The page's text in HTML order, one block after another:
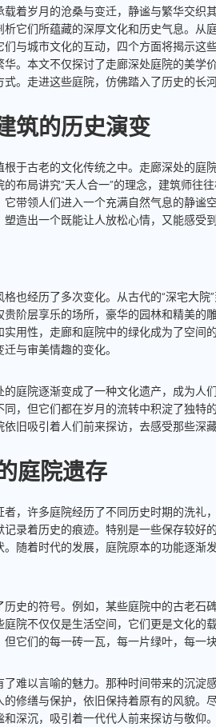
着岁月的沧桑与变迁，静谧与繁华交织
它们所蕴藏的深厚文化和历史气息。从
与城市文化的互动，四个方面将揭示这
。本文不仅探讨了走廊深处庭院的美学
。走进这些庭院，仿佛踏入了历史的长
筑的历史演变
于古老的文化传统之中。走廊深处的庭
布局讲究“天人合一”的理念，建筑师往
带领人们进入一个充满自然气息的静谧
造出一个既能让人放松心情，又能感受
也经历了多次变化。从古代的“深宅大院
阶层享乐的场所，豪华的园林和精美的
用性，走廊和庭院中的绿化成为了空间
与审美情趣的变化。
庭院逐渐变成了一种文化遗产，成为人
，但它们都在岁月的流转中积淀了独特
旧吸引着人们前来探访，去感受那些深
庭院遗存
，许多庭院经历了不同历史时期的洗礼
录着历史的痕迹。特别是一些保存较好
随着时代的发展，庭院原本的功能逐渐
史的符号。例如，某些庭院中的古老石
院不仅仅是生活空间，它们更是文化的
它们的每一砖一瓦，每一片绿叶，每一
难以言喻的魅力。那种时间带来的沉淀
修缮与保护，依旧保持着原有的风貌。
深沉，吸引着一代代人前来探访与敬仰。